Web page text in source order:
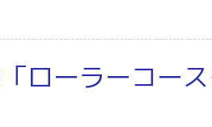
ローラーコー